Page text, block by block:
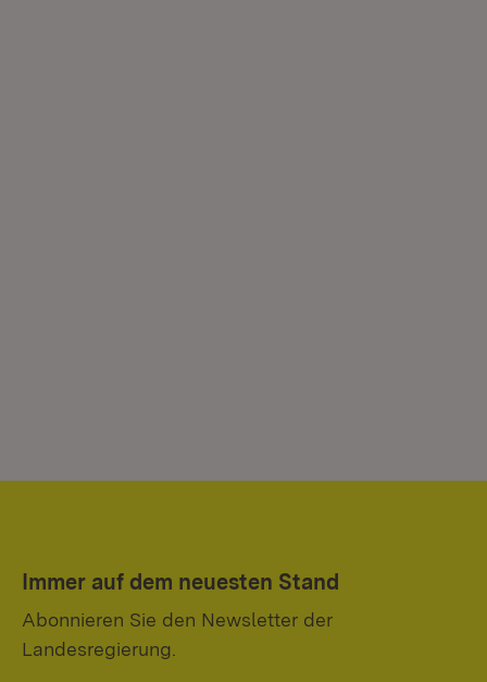
Immer auf dem neuesten Stand
Abonnieren Sie den Newsletter der
Landesregierung.